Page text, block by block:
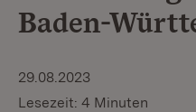
Baden-
29.08.2023
Lesezeit: 4 Minuten